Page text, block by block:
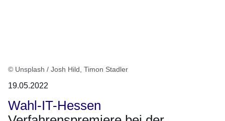
© Unsplash / Josh Hild, Timon Stadler
19.05.2022
Wahl-IT-Hessen